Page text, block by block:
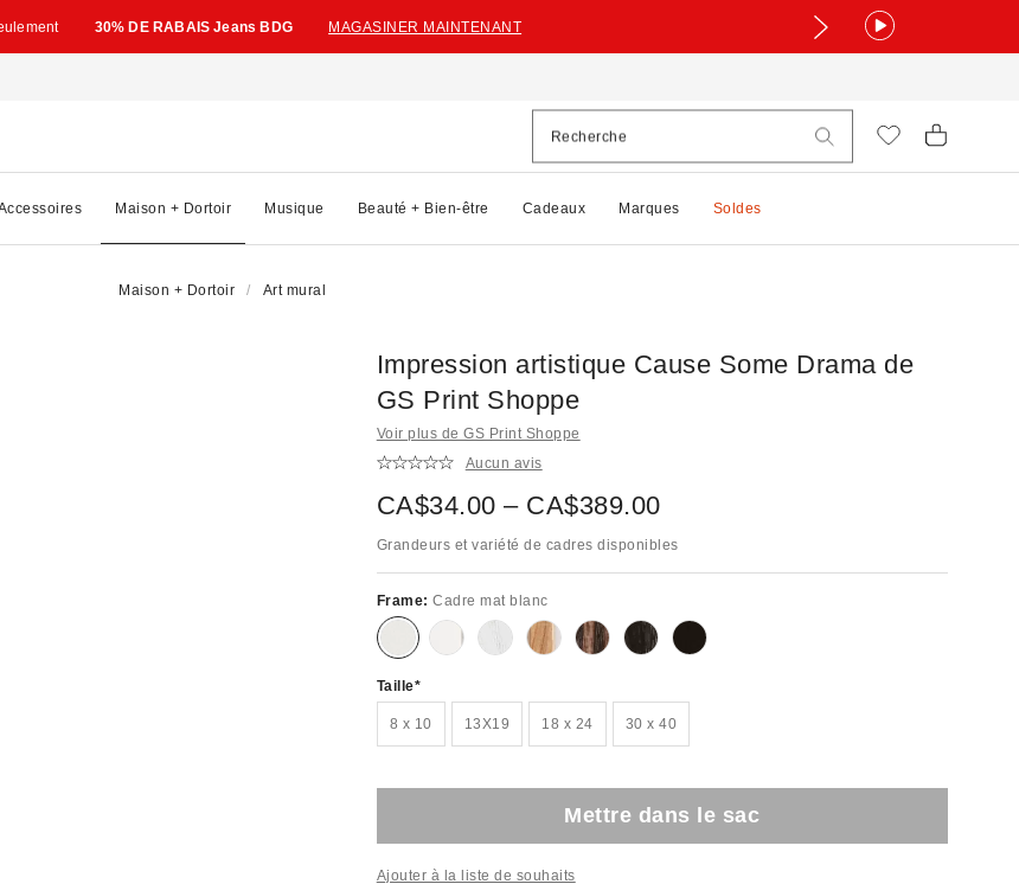
30% DE RABAIS Jeans BDG MAGASINER MAINTENANT
Maison + Dortoir Musique Beauté + Bien-être Cadeaux Marques Soldes
Maison + Dortoir Art mural
Impression artistique Cause Some Drama de
GS Print Shoppe
Voir plus de GS Print Shoppe
Aucun avis
CA$34.00 – CA$389.00
Grandeurs et variété de cadres disponibles
Frame:Cadre mat blanc
Taille
8 x 10 13X19 18 x 24 30 x 40
Mettre dans le sac
Ajouter à la liste de souhaits